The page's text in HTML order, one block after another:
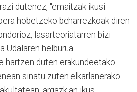
dutenez, "emaitzak ikusi
hobetzeko beharrezkoak diren
lasarteoriatarren bizi
Udalaren helburua.
hartzen duten erakundeetako
sinatu zuten elkarlanerako
argazkian ikus